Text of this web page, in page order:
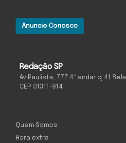
Redação SP
Av Paulista, 777 4º andar cj 41
CEP: 01311-914
Anuncie Conosco
Quem Somos
Hora extra